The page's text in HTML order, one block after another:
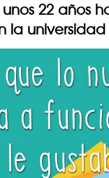
22 años
la universidad